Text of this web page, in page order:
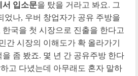
서 입소문을 탔을 거라고 봐요. 그
었나, 우버 창업자가 공유 주방을
국을 첫 시장으로 진출을 한다고
간 시장의 이해도가 확 올라가기
좀 봤죠. 몇 년 간 공유주방 한다
고 다녔는데 아무래도 혼자 말하